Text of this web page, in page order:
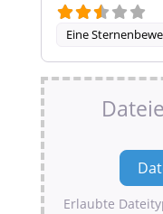
Eine
Erlaubte